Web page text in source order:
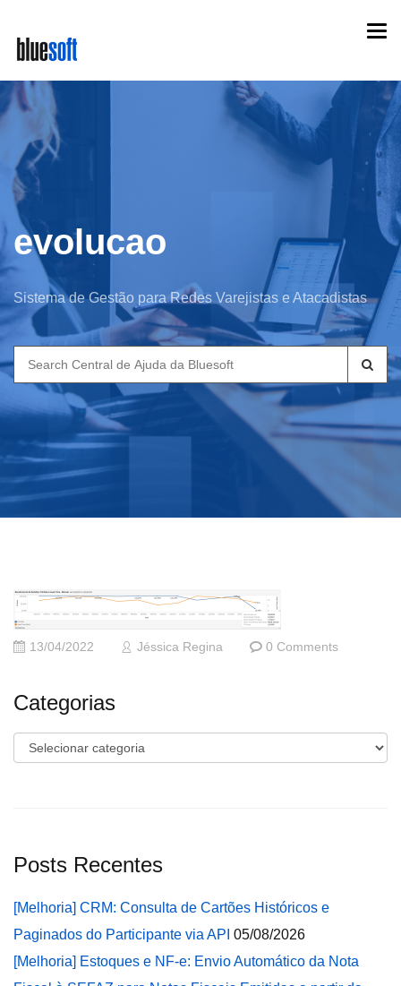
main
content
evolucao
Sistema de Gestão para Redes Varejistas e Atacadistas
Search
for:
13/04/2022 Jéssica Regina 0 Comments
Categorias
Categorias
Posts Recentes
[Melhoria] CRM: Consulta de Cartões Históricos e
Paginados do Participante via API 05/08/2026
[Melhoria] Estoques e NF-e: Envio Automático da Nota